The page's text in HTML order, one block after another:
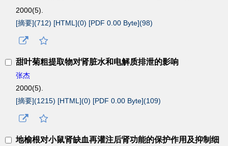
2000(5).
[摘要](712) [HTML](0) [PDF 0.00 Byte](98)
甜叶菊粗提取物对肾脏水和电解质排泄的影响
张杰
2000(5).
[摘要](1215) [HTML](0) [PDF 0.00 Byte](109)
地榆根对小鼠肾缺血再灌注后肾功能的保护作用及抑制细